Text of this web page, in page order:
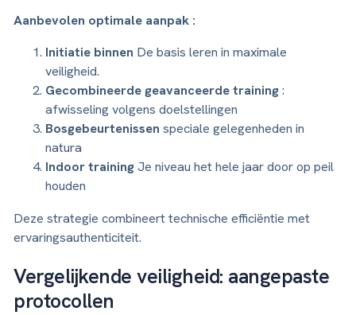
Aanbevolen optimale aanpak :
Initiatie binnen De basis leren in maximale
veiligheid.
Gecombineerde geavanceerde training:
afwisseling volgens doelstellingen
Bosgebeurtenissen speciale gelegenheden in
natura
Indoor trainingJe niveau het hele jaar door op peil
houden
Deze strategie combineert technische efficiëntie met
ervaringsauthenticiteit.
Vergelijkende veiligheid: aangepaste
protocollen